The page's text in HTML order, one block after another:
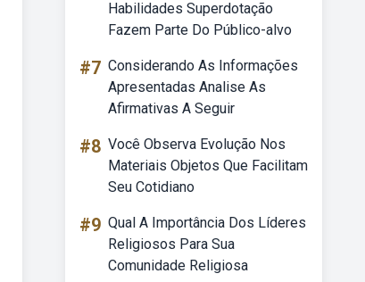
Habilidades Superdotação
Fazem Parte Do Público-alvo
#7 Considerando As Informações
Apresentadas Analise As
Afirmativas A Seguir
#8 Você Observa Evolução Nos
Materiais Objetos Que Facilitam
Seu Cotidiano
#9 Qual A Importância Dos Líderes
Religiosos Para Sua
Comunidade Religiosa